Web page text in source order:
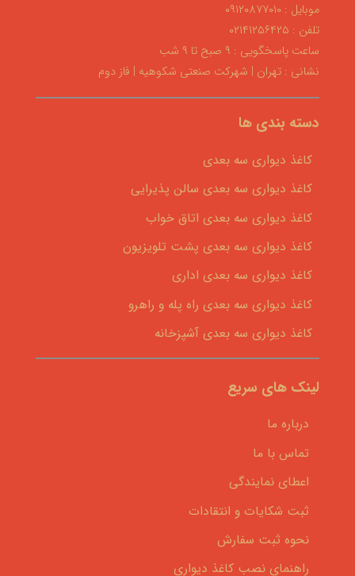
موبایل : ۰۹۱۲۰۸۷۷۰۱۰
تلفن : ۰۲۱۴۱۲۵۶۴۲۵
ساعت پاسخگویی : ۹ صبح تا ۹ شب
نشانی : تهران | شهرکت صنعتی شکوهیه | فاز دوم
دسته بندی ها
کاغذ دیواری سه بعدی
کاغذ دیواری سه بعدی سالن پذیرایی
کاغذ دیواری سه بعدی اتاق خواب
کاغذ دیواری سه بعدی پشت تلویزیون
کاغذ دیواری سه بعدی اداری
کاغذ دیواری سه بعدی راه پله و راهرو
کاغذ دیواری سه بعدی آشپزخانه
لینک های سریع
درباره ما
تماس با ما
اعطای نمایندگی
ثبت شکایات و انتقادات
نحوه ثبت سفارش
راهنمای نصب کاغذ دیواری